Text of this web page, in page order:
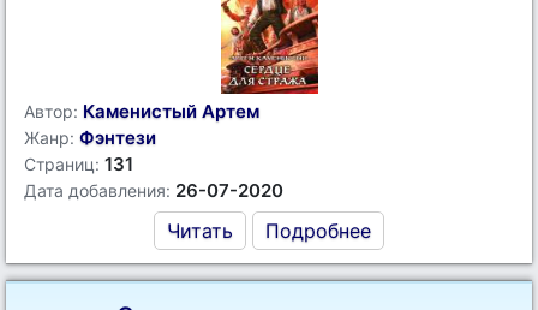
Автор: Каменистый Артем
Жанр: Фэнтези
Страниц: 131
Дата добавления: 26-07-2020
Читать Подробнее